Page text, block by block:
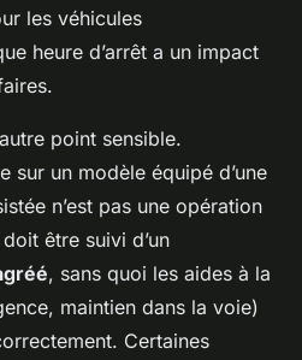
les véhicules
heure d’arrêt a un impact
point sensible.
sur un modèle équipé d’une
n’est pas une opération
être suivi d’un
, sans quoi les aides à la
maintien dans la voie)
Certaines